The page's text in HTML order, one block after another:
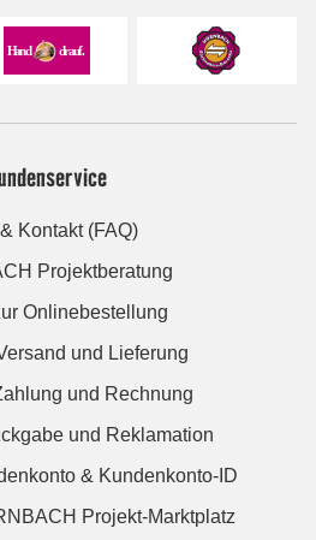
Kontakt (FAQ)
Projektberatung
Onlinebestellung
und Lieferung
und Rechnung
und Reklamation
& Kundenkonto-ID
Projekt-Marktplatz